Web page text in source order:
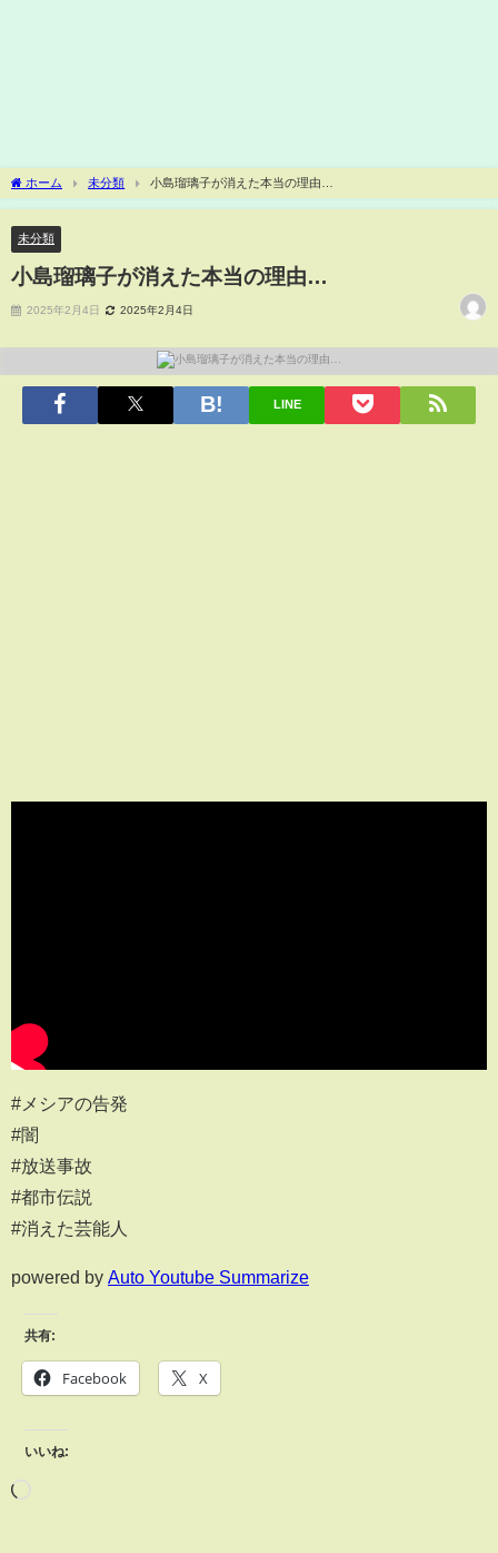
ホーム 未分類 小島瑠璃子が消えた本当の理由…
未分類
小島瑠璃子が消えた本当の理由…
2025年2月4日 2025年2月4日
LINE
#メシアの告発
#闇
#放送事故
#都市伝説
#消えた芸能人
powered by Auto Youtube Summarize
共有:
Facebook X
いいね: